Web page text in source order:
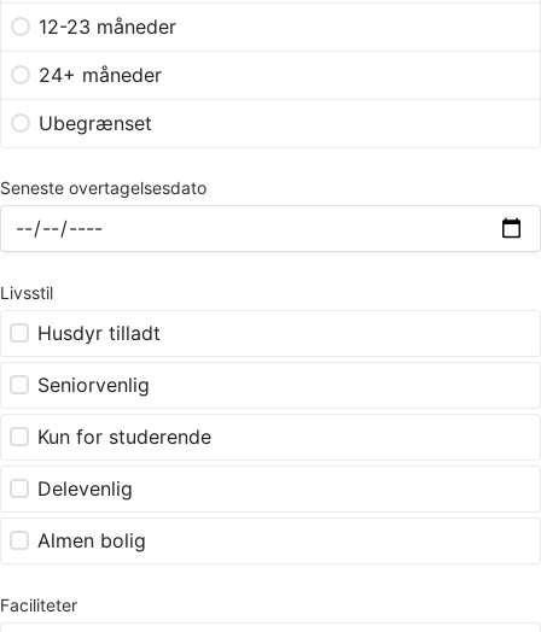
12-23 måneder
24+ måneder
Ubegrænset
Seneste overtagelsesdato
Livsstil
Husdyr tilladt
Seniorvenlig
Kun for studerende
Delevenlig
Almen bolig
Faciliteter